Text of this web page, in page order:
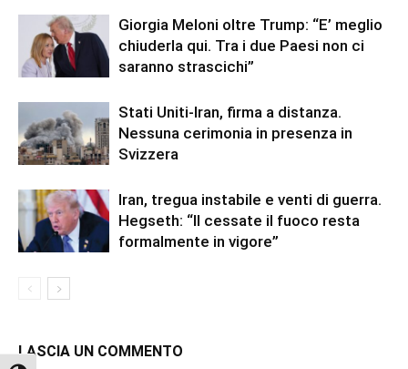
Giorgia Meloni oltre Trump: “E’ meglio
chiuderla qui. Tra i due Paesi non ci
saranno strascichi”
Stati Uniti-Iran, firma a distanza.
Nessuna cerimonia in presenza in
Svizzera
Iran, tregua instabile e venti di guerra.
Hegseth: “Il cessate il fuoco resta
formalmente in vigore”
LASCIA UN COMMENTO